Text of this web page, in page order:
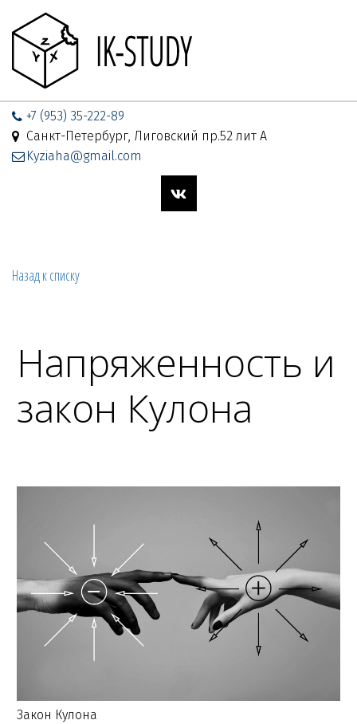
+7 (953) 35-222-89
Санкт-Петербург, Лиговский пр.52 лит А
Kyziaha@gmail.com
Назад к списку
Напряженность и
закон Кулона
Закон Кулона